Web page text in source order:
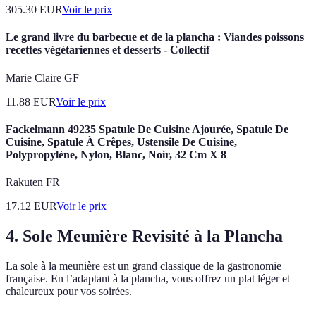
305.30 EURVoir le prix
Le grand livre du barbecue et de la plancha : Viandes poissons
recettes végétariennes et desserts - Collectif
Marie Claire GF
11.88 EURVoir le prix
Fackelmann 49235 Spatule De Cuisine Ajourée, Spatule De
Cuisine, Spatule À Crêpes, Ustensile De Cuisine,
Polypropylène, Nylon, Blanc, Noir, 32 Cm X 8
Rakuten FR
17.12 EURVoir le prix
4. Sole Meunière Revisité à la Plancha
La sole à la meunière est un grand classique de la gastronomie
française. En l’adaptant à la plancha, vous offrez un plat léger et
chaleureux pour vos soirées.